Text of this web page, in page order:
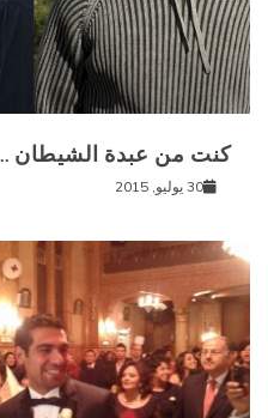
كنت من عبدة الشيطان
30 يوليو, 2015